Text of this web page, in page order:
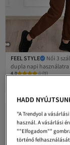
FEEL STYLE
Női 3
dupla napi
méretű öltöny FS
4.0 (1)
HADD
"A Trendyol a
használ. A vásárlási
""Elfogadom""
történő